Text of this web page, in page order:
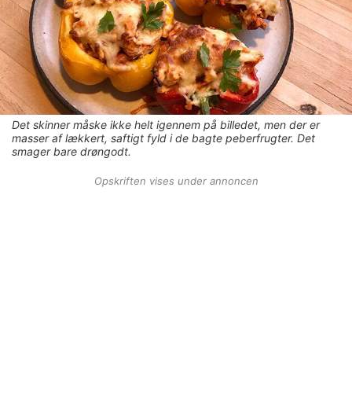
Det skinner måske ikke helt igennem på billedet, men der er
masser af lækkert, saftigt fyld i de bagte peberfrugter. Det
smager bare drøngodt.
Opskriften vises under annoncen